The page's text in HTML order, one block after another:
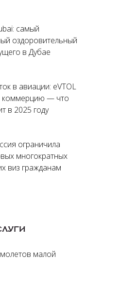
самый
оздоровительный
в Дубае
в авиации: eVTOL
коммерцию — что
в 2025 году
ограничила
многократных
виз гражданам
малой